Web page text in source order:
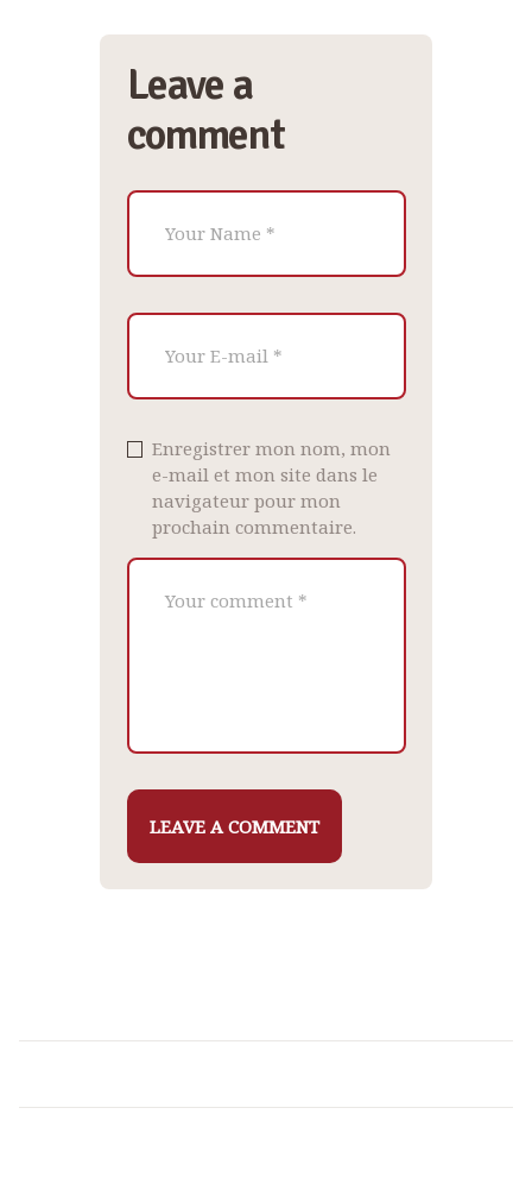
Leave a
comment
Enregistrer mon nom, mon
e-mail et mon site dans le
navigateur pour mon
prochain commentaire.